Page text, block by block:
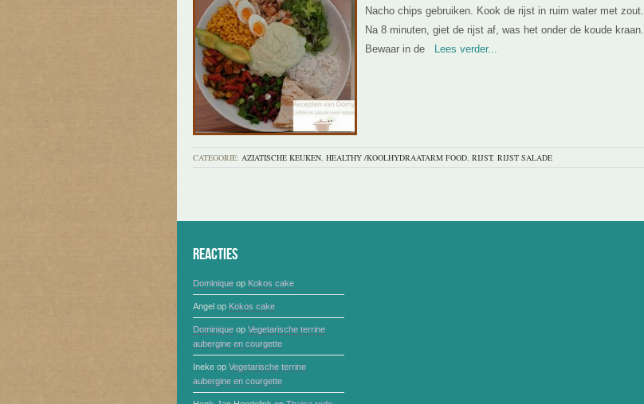
Nacho chips gebruiken. Kook de rijst in ruim water met zout.
Na 8 minuten, giet de rijst af, was het onder de koude kraan.
Bewaar in de Lees verder...
CATEGORIE: AZIATISCHE KEUKEN, HEALTHY /KOOLHYDRAATARM FOOD, RIJST, RIJST SALADE
Reacties
Dominique op Kokos cake
Angel op Kokos cake
Dominique op Vegetarische terrine
aubergine en courgette
Ineke op Vegetarische terrine
aubergine en courgette